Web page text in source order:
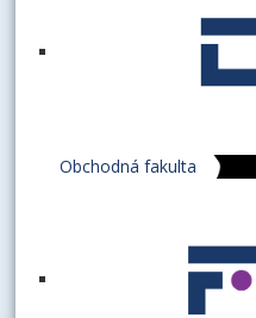
Obchodná fakulta